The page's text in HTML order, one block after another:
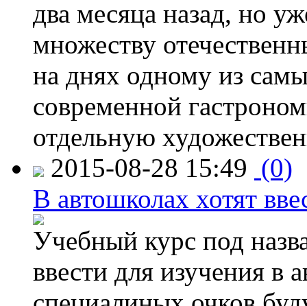
два месяца назад, но
множеству
на днях одному из
современной
отдельную
2015-08-28 15:49 (0)
В автошколах хотят
Учебный курс под
ввести для изучения